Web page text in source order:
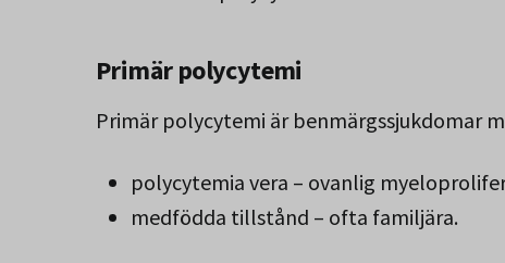
Primär polycytemi
Primär polycytemi är benmärgssjukdomar
polycytemia vera – ovanlig
medfödda tillstånd – ofta familjära.